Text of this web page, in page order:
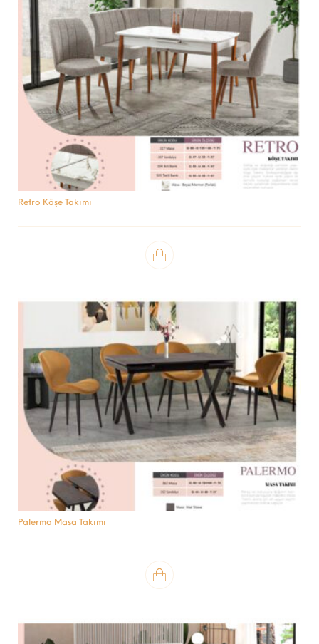
Retro Köşe Takımı
Palermo Masa Takımı